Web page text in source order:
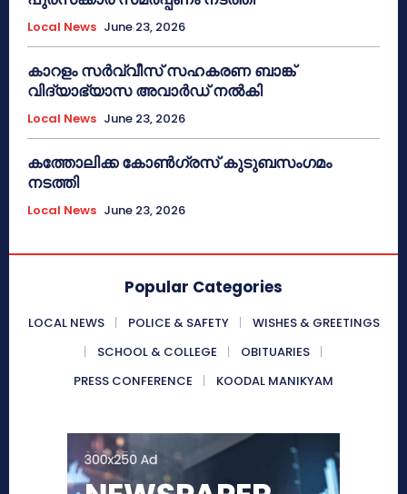
Local News June 23, 2026
കാറളം സർവ്വീസ് സഹകരണ ബാങ്ക്
വിദ്യാഭ്യാസ അവാർഡ് നൽകി
Local News June 23, 2026
കത്തോലിക്ക കോൺഗ്രസ് കുടുബസംഗമം
നടത്തി
Local News June 23, 2026
Popular Categories
LOCAL NEWS POLICE & SAFETY
WISHES & GREETINGS
SCHOOL & COLLEGE
OBITUARIES
PRESS CONFERENCE
KOODAL MANIKYAM